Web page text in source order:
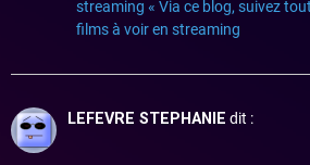
streaming « Via ce blog, suivez
films à voir en streaming
LEFEVRE STEPHANIE dit :